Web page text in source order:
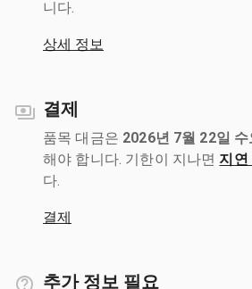
니다.
상세 정보
결제
품목 대금은 2026년 7월 22일 수
해야 합니다. 기한이 지나면 지연
다.
결제
추가 정보 필요